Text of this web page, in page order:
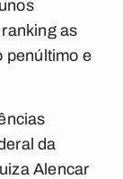
as
penúltimo e
da
Alencar